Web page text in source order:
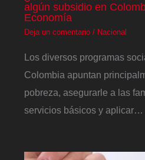
algún subsidio en
Economía
Deja un comentario / Nacional
Los diversos programas
Colombia apuntan
pobreza, asegurarle a las
servicios básicos y aplicar…